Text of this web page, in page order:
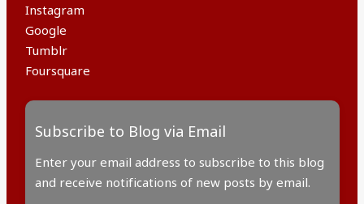
Instagram
Google
Tumblr
Foursquare
Subscribe to Blog via Email
Enter your email address to subscribe to this blog
and receive notifications of new posts by email.